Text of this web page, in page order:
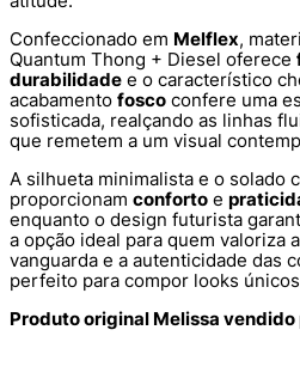
Confeccionado em Melflex,
Quantum Thong + Diesel oferece
durabilidade e o característico
acabamento fosco confere uma
sofisticada, realçando as linhas
que remetem a um visual
A silhueta minimalista e o solado
proporcionam conforto e
enquanto o design futurista
a opção ideal para quem valoriza a
vanguarda e a autenticidade das
perfeito para compor looks
Produto original Melissa vendido